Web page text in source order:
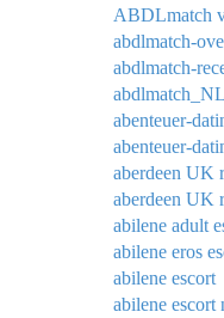
ABDLmatch
abdlmatch-
abdlmatch-
abenteuer-
abenteuer-
aberdeen UK
aberdeen UK
abilene adult
abilene eros
abilene escort
abilene escort